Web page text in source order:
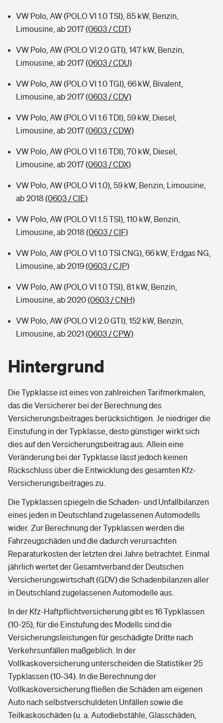
VW Polo, AW (POLO VI 1.0 TSI), 85 kW, Benzin,
Limousine, ab 2017(0603 / CDT)
VW Polo, AW (POLO VI 2.0 GTI), 147 kW, Benzin,
Limousine, ab 2017(0603 / CDU)
VW Polo, AW (POLO VI 1.0 TGI), 66 kW, Bivalent,
Limousine, ab 2017(0603 / CDV)
VW Polo, AW (POLO VI 1.6 TDI), 59 kW, Diesel,
Limousine, ab 2017(0603 / CDW)
VW Polo, AW (POLO VI 1.6 TDI), 70 kW, Diesel,
Limousine, ab 2017(0603 / CDX)
VW Polo, AW (POLO VI 1.0), 59 kW, Benzin, Limousine,
ab 2018 (0603 / CIE)
VW Polo, AW (POLO VI 1.5 TSI), 110 kW, Benzin,
Limousine, ab 2018 (0603 / CIF)
VW Polo, AW (POLO VI 1.0 TSI CNG), 66 kW, Erdgas NG,
Limousine, ab 2019(0603 / CJP)
VW Polo, AW (POLO VI 1.0 TSI), 81 kW, Benzin,
Limousine, ab 2020(0603 / CNH)
VW Polo, AW (POLO VI 2.0 GTI), 152 kW, Benzin,
Limousine, ab 2021 (0603 / CPW)
Hintergrund
Die Typklasse ist eines von zahlreichen Tarifmerkmalen,
das die Versicherer bei der Berechnung des
Versicherungsbeitrages berücksichtigen. Je niedriger die
Einstufung in der Typklasse, desto günstiger wirkt sich
dies auf den Versicherungsbeitrag aus. Allein eine
Veränderung bei der Typklasse lässt jedoch keinen
Rückschluss über die Entwicklung des gesamten Kfz-
Versicherungsbeitrages zu.
Die Typklassen spiegeln die Schaden- und Unfallbilanzen
eines jeden in Deutschland zugelassenen Automodells
wider. Zur Berechnung der Typklassen werden die
Fahrzeugschäden und die dadurch verursachten
Reparaturkosten der letzten drei Jahre betrachtet. Einmal
jährlich wertet der Gesamtverband der Deutschen
Versicherungswirtschaft (GDV) die Schadenbilanzen aller
in Deutschland zugelassenen Automodelle aus.
In der Kfz-Haftpflichtversicherung gibt es 16 Typklassen
(10-25), für die Einstufung des Modells sind die
Versicherungsleistungen für geschädigte Dritte nach
Verkehrsunfällen maßgeblich. In der
Vollkaskoversicherung unterscheiden die Statistiker 25
Typklassen (10-34). In die Berechnung der
Vollkaskoversicherung fließen die Schäden am eigenen
Auto nach selbstverschuldeten Unfällen sowie die
Teilkaskoschäden (u. a. Autodiebstähle, Glasschäden,